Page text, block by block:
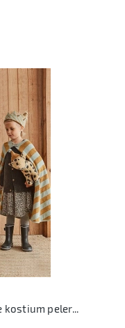
Oyoy costume kings cape blue kostium peleryna króla